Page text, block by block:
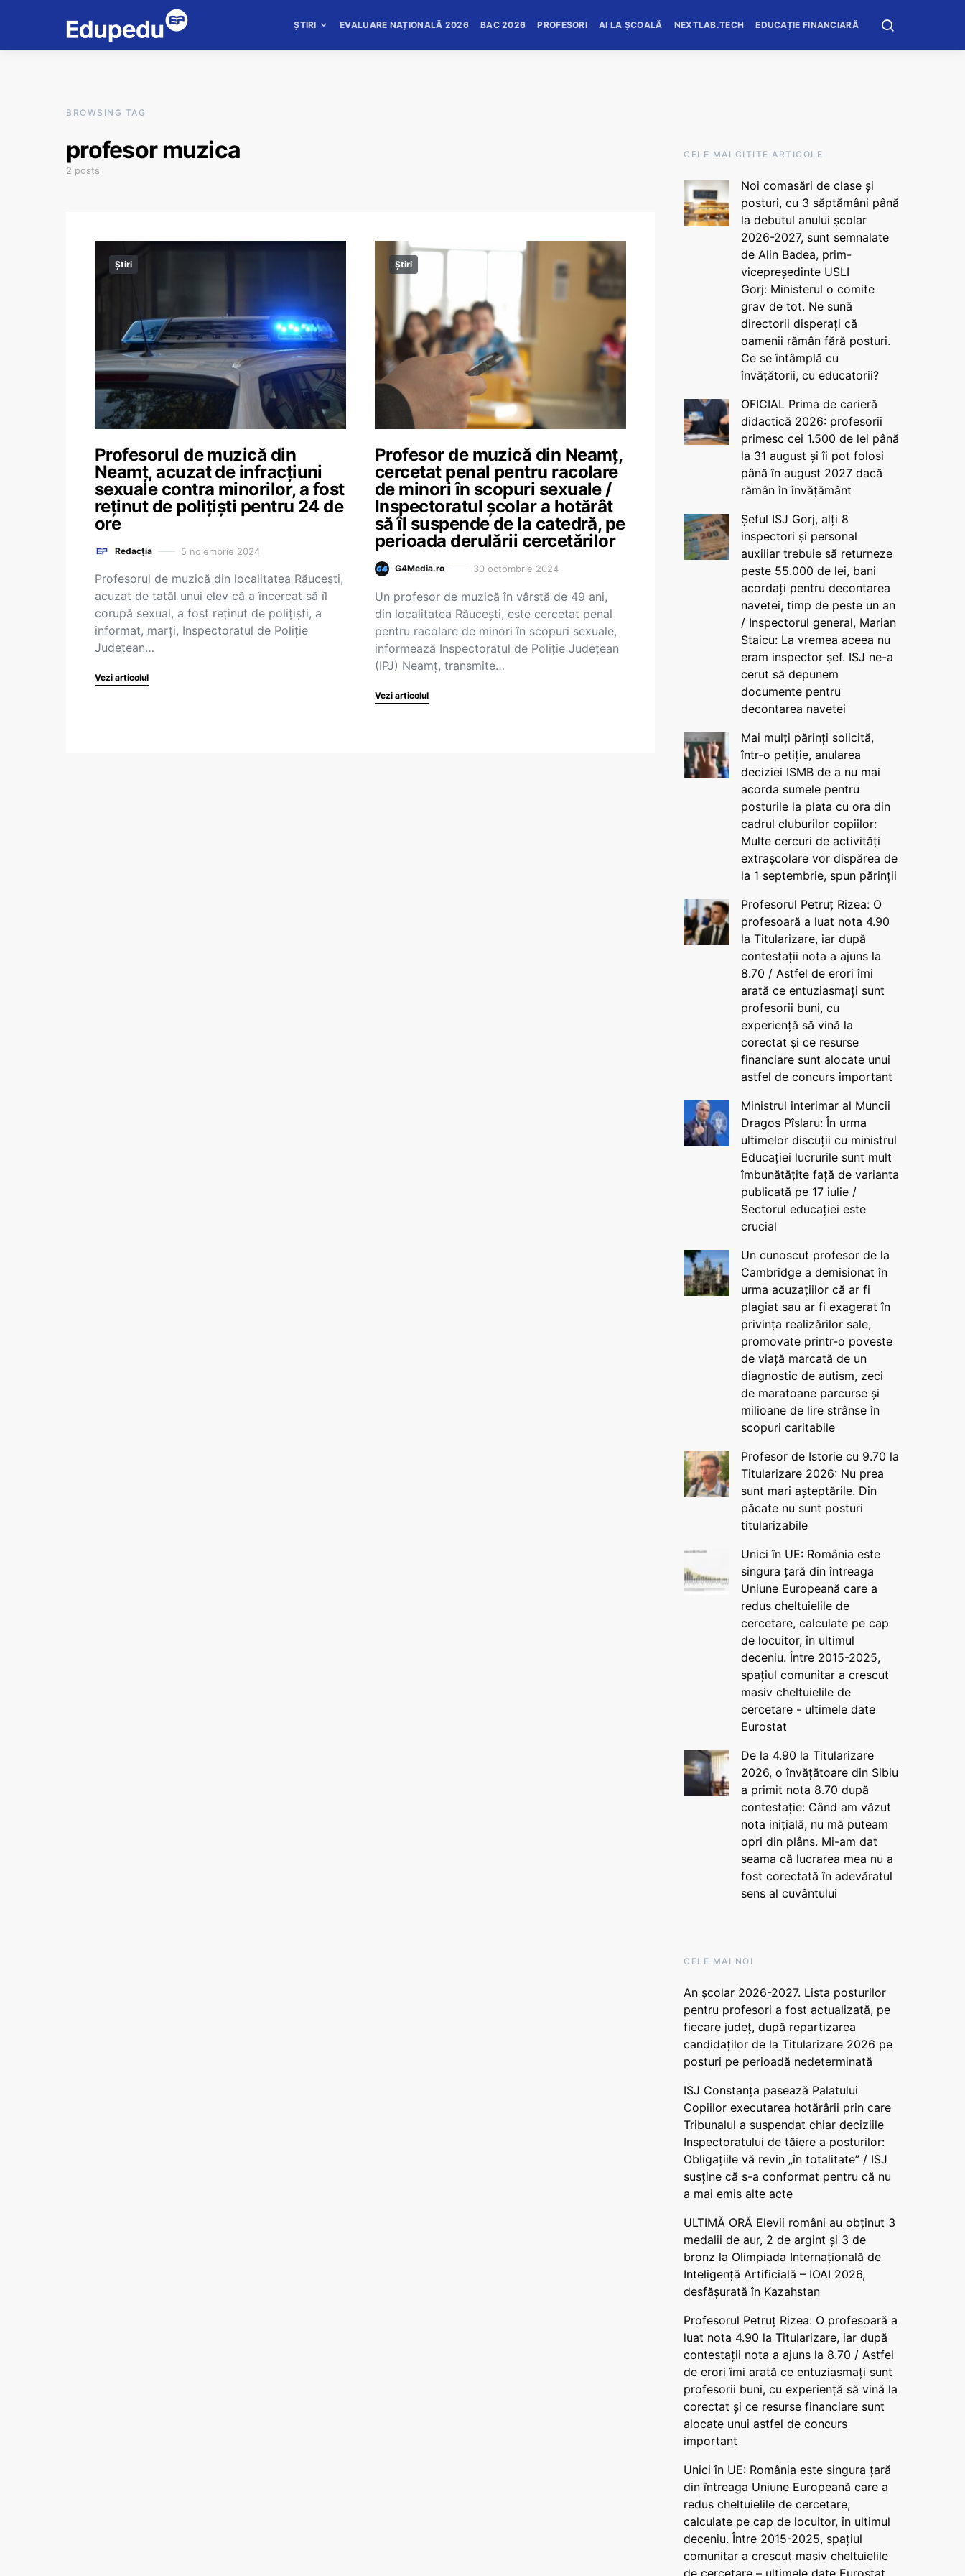
ȘTIRI EVALUARE NAȚIONALĂ 2026 BAC 2026 PROFESORI AI LA ȘCOALĂ NEXTLAB.TECH EDUCAȚIE FINANCIARĂ
BROWSING TAG
profesor muzica
2 posts
Știri
Profesorul de muzică din
Neamț, acuzat de infracţiuni
sexuale contra minorilor, a fost
reţinut de poliţişti pentru 24 de
ore
Redacția 5 noiembrie 2024
Profesorul de muzică din localitatea Răuceşti,
acuzat de tatăl unui elev că a încercat să îl
corupă sexual, a fost reţinut de poliţişti, a
informat, marţi, Inspectoratul de Poliţie
Judeţean…
Vezi articolul
Știri
Profesor de muzică din Neamț,
cercetat penal pentru racolare
de minori în scopuri sexuale /
Inspectoratul școlar a hotărât
să îl suspende de la catedră, pe
perioada derulării cercetărilor
G4Media.ro 30 octombrie 2024
Un profesor de muzică în vârstă de 49 ani,
din localitatea Răuceşti, este cercetat penal
pentru racolare de minori în scopuri sexuale,
informează Inspectoratul de Poliţie Judeţean
(IPJ) Neamţ, transmite…
Vezi articolul
CELE MAI CITITE ARTICOLE
Noi comasări de clase și
posturi, cu 3 săptămâni până
la debutul anului școlar
2026-2027, sunt semnalate
de Alin Badea, prim-
vicepreședinte USLI
Gorj: Ministerul o comite
grav de tot. Ne sună
directorii disperați că
oamenii rămân fără posturi.
Ce se întâmplă cu
învățătorii, cu educatorii?
OFICIAL Prima de carieră
didactică 2026: profesorii
primesc cei 1.500 de lei până
la 31 august și îi pot folosi
până în august 2027 dacă
rămân în învățământ
Șeful ISJ Gorj, alți 8
inspectori și personal
auxiliar trebuie să returneze
peste 55.000 de lei, bani
acordați pentru decontarea
navetei, timp de peste un an
/ Inspectorul general, Marian
Staicu: La vremea aceea nu
eram inspector șef. ISJ ne-a
cerut să depunem
documente pentru
decontarea navetei
Mai mulți părinți solicită,
într-o petiție, anularea
deciziei ISMB de a nu mai
acorda sumele pentru
posturile la plata cu ora din
cadrul cluburilor copiilor:
Multe cercuri de activități
extrașcolare vor dispărea de
la 1 septembrie, spun părinții
Profesorul Petruț Rizea: O
profesoară a luat nota 4.90
la Titularizare, iar după
contestații nota a ajuns la
8.70 / Astfel de erori îmi
arată ce entuziasmați sunt
profesorii buni, cu
experiență să vină la
corectat și ce resurse
financiare sunt alocate unui
astfel de concurs important
Ministrul interimar al Muncii
Dragos Pîslaru: În urma
ultimelor discuții cu ministrul
Educației lucrurile sunt mult
îmbunătățite față de varianta
publicată pe 17 iulie /
Sectorul educației este
crucial
Un cunoscut profesor de la
Cambridge a demisionat în
urma acuzațiilor că ar fi
plagiat sau ar fi exagerat în
privința realizărilor sale,
promovate printr-o poveste
de viață marcată de un
diagnostic de autism, zeci
de maratoane parcurse și
milioane de lire strânse în
scopuri caritabile
Profesor de Istorie cu 9.70 la
Titularizare 2026: Nu prea
sunt mari așteptările. Din
păcate nu sunt posturi
titularizabile
Unici în UE: România este
singura țară din întreaga
Uniune Europeană care a
redus cheltuielile de
cercetare, calculate pe cap
de locuitor, în ultimul
deceniu. Între 2015-2025,
spațiul comunitar a crescut
masiv cheltuielile de
cercetare - ultimele date
Eurostat
De la 4.90 la Titularizare
2026, o învățătoare din Sibiu
a primit nota 8.70 după
contestație: Când am văzut
nota inițială, nu mă puteam
opri din plâns. Mi-am dat
seama că lucrarea mea nu a
fost corectată în adevăratul
sens al cuvântului
CELE MAI NOI
An școlar 2026-2027. Lista posturilor
pentru profesori a fost actualizată, pe
fiecare județ, după repartizarea
candidaților de la Titularizare 2026 pe
posturi pe perioadă nedeterminată
ISJ Constanța pasează Palatului
Copiilor executarea hotărârii prin care
Tribunalul a suspendat chiar deciziile
Inspectoratului de tăiere a posturilor:
Obligațiile vă revin „în totalitate” / ISJ
susține că s-a conformat pentru că nu
a mai emis alte acte
ULTIMĂ ORĂ Elevii români au obținut 3
medalii de aur, 2 de argint și 3 de
bronz la Olimpiada Internațională de
Inteligență Artificială – IOAI 2026,
desfășurată în Kazahstan
Profesorul Petruț Rizea: O profesoară a
luat nota 4.90 la Titularizare, iar după
contestații nota a ajuns la 8.70 / Astfel
de erori îmi arată ce entuziasmați sunt
profesorii buni, cu experiență să vină la
corectat și ce resurse financiare sunt
alocate unui astfel de concurs
important
Unici în UE: România este singura țară
din întreaga Uniune Europeană care a
redus cheltuielile de cercetare,
calculate pe cap de locuitor, în ultimul
deceniu. Între 2015-2025, spațiul
comunitar a crescut masiv cheltuielile
de cercetare – ultimele date Eurostat